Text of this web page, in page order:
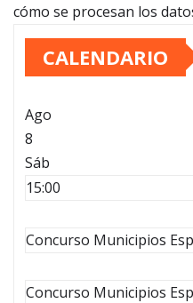
cómo se procesan los
CALENDARIO
Ago
8
Sáb
15:00
Concurso Municipios
Concurso Municipios